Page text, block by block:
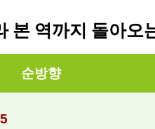
본 역까지 돌아오
순방향